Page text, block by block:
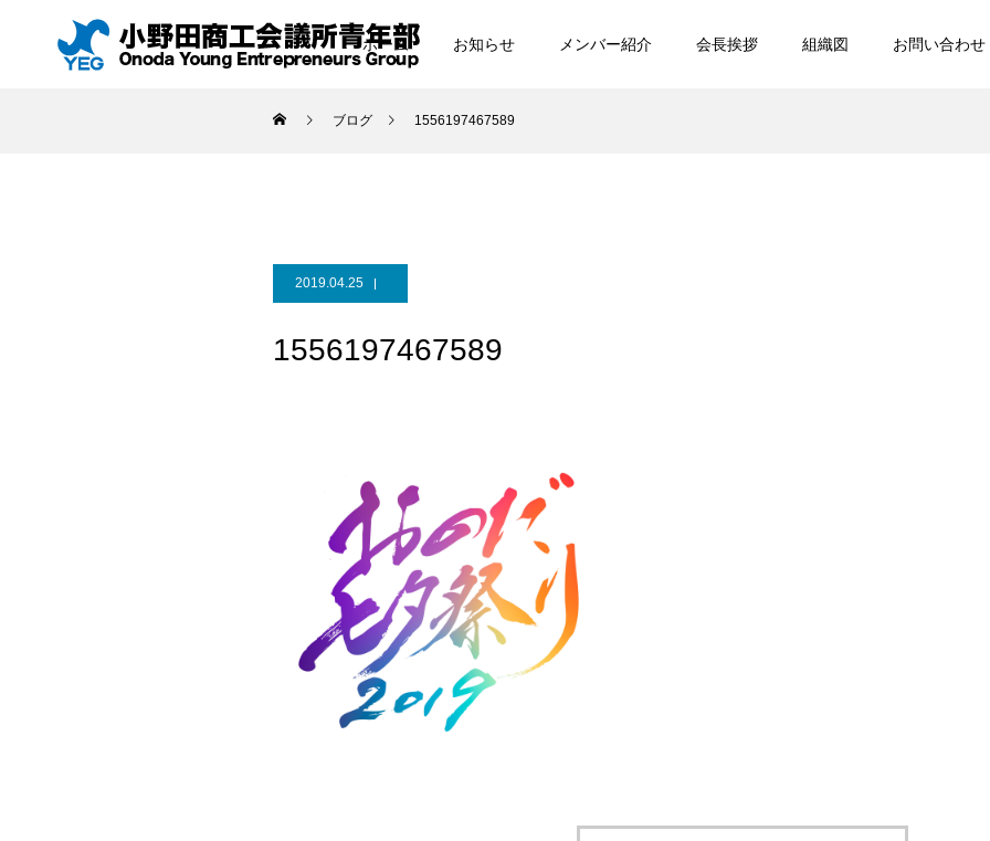
ホーム お知らせ メンバー紹介 会長挨拶 組織図 お問い合わせ
ブログ 1556197467589
2019.04.25
1556197467589